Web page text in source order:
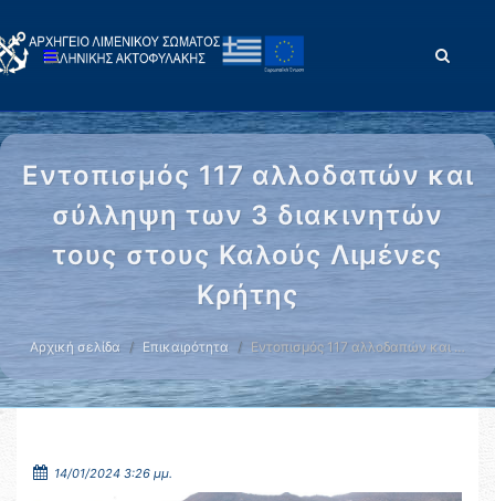
Εντοπισμός 117 αλλοδαπών και
σύλληψη των 3 διακινητών
τους στους Καλούς Λιμένες
Κρήτης
Αρχική σελίδα Επικαιρότητα Εντοπισμός 117 αλλοδαπών και …
14/01/2024 3:26 μμ.